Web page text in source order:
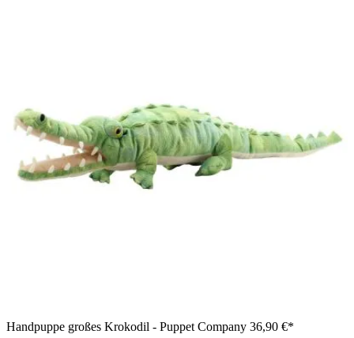
Handpuppe großes Krokodil - Puppet Company 36,90 €*